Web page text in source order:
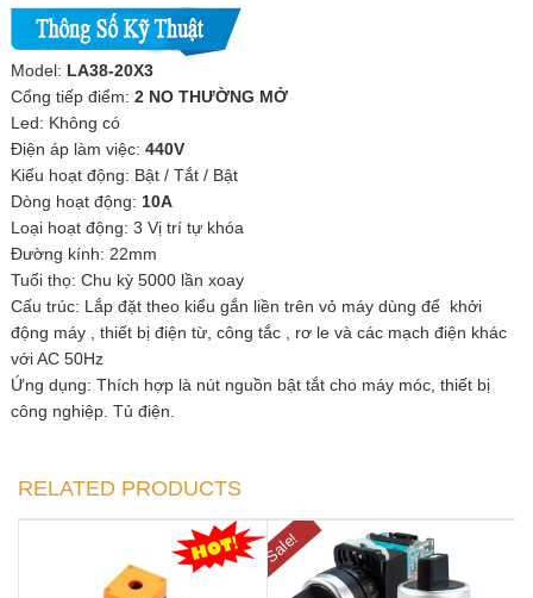
Model: LA38-20X3
Cổng tiếp điểm: 2 NO THƯỜNG MỞ
Led: Không có
Điện áp làm việc: 440V
Kiểu hoạt động: Bật / Tắt / Bật
Dòng hoạt động: 10A
Loại hoạt động: 3 Vị trí tự khóa
Đường kính: 22mm
Tuổi thọ: Chu kỳ 5000 lần xoay
Cấu trúc: Lắp đặt theo kiểu gắn liền trên vỏ máy dùng để khởi
động máy , thiết bị điện từ, công tắc , rơ le và các mạch điện khác
với AC 50Hz
Ứng dụng: Thích hợp là nút nguồn bật tắt cho máy móc, thiết bị
công nghiệp. Tủ điện.
RELATED PRODUCTS
Sale!